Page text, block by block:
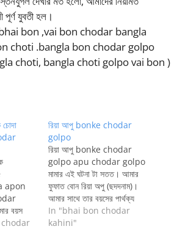
পূর্ণ যুবতী হল।
bon ,vai bon chodar bangla
choti .bangla bon chodar golpo
choti, bangla choti golpo vai bon )
apon
বয়স
মজার
রিয়া আপু bonke chodar
golpo
রিয়া আপু bonke chodar
golpo apu chodar golpo
মামার এই ঘটনা টা সতত। আমার
ফুফাত বোন রিয়া অপু (ছদদনাম)।
আমার সাথে তার বয়সের পার্থক্য
মাত্র 4 বছরের। ছোট বেলা থেকে
ওর সাথে একসাথে খেলাধুলা
In "bhai bon chodar
kahini"